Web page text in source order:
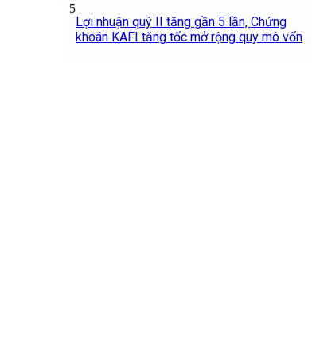
5
Lợi nhuận quý II tăng gần 5 lần, Chứng
khoán KAFI tăng tốc mở rộng quy mô vốn